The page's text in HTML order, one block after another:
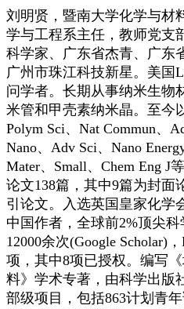
刘明贤，暨南大学化学与材
学与工程系主任，教师党支
科学家、广东省杰青、广东
广州市珠江科技新星。美国
问学者。长期从事纳米生物
米管和甲壳素纳米晶。至今
Polym Sci、Nat Commun、
Nano、Adv Sci、Nano
Mater、Small、Chem Eng J
论文138篇，其中9篇为封面
引论文。入选英国皇家化学
中国作者，全球前2%顶尖
12000余次(Google Scholar)
项，其中8项已授权。编写
料》学术专著，由科学出版
部级项目，包括863计划青